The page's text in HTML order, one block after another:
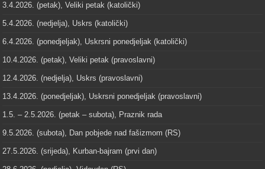
3.4.2026. (petak), Veliki petak (katolički)
5.4.2026. (nedjelja), Uskrs (katolički)
6.4.2026. (ponedjeljak), Uskrsni ponedjeljak (katolički)
10.4.2026. (petak), Veliki petak (pravoslavni)
12.4.2026. (nedjelja), Uskrs (pravoslavni)
13.4.2026. (ponedjeljak), Uskrsni ponedjeljak (pravoslavni)
1.5. – 2.5.2026. (petak – subota), Praznik rada
9.5.2026. (subota), Dan pobjede nad fašizmom (RS)
27.5.2026. (srijeda), Kurban-bajram (prvi dan)